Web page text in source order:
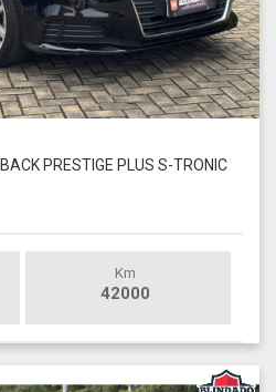
PRESTIGE PLUS S-TRONIC
Km
42000